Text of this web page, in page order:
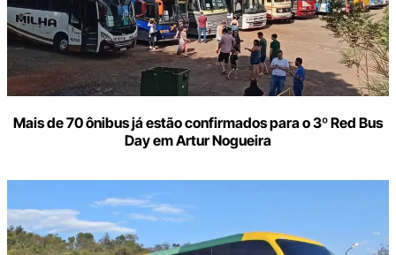
Mais de 70 ônibus já estão confirmados para o 3º Red Bus
Day em Artur Nogueira